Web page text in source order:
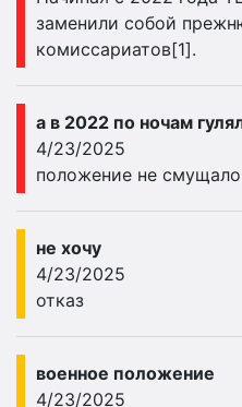
заменили собой
комиссариатов[1].
а в 2022 по ночам
4/23/2025
положение не смущало
не хочу
4/23/2025
отказ
военное положение
4/23/2025